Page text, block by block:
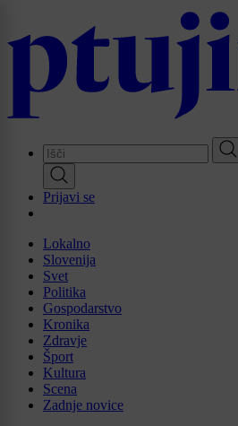
main
Prijavi se
Lokalno
Slovenija
Svet
Politika
Gospodarstvo
Kronika
Zdravje
Šport
Kultura
Scena
Zadnje novice